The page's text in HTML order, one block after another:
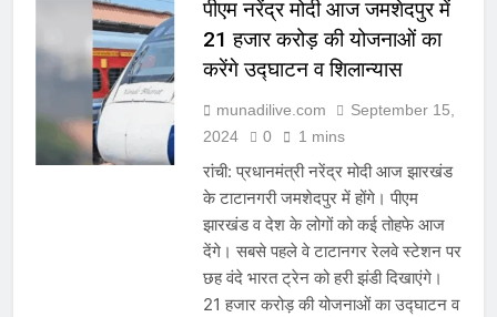
पीएम नरेंद्र मोदी आज जमशेदपुर में
21 हजार करोड़ की योजनाओं का
करेंगे उद्घाटन व शिलान्यास
munadilive.com
September 15,
2024
0 1 mins
रांची: प्रधानमंत्री नरेंद्र मोदी आज झारखंड
के टाटानगरी जमशेदपुर में होंगे। पीएम
झारखंड व देश के लोगों को कई तोहफे आज
देंगे। सबसे पहले वे टाटानगर रेलवे स्टेशन पर
छह वंदे भारत ट्रेन को हरी झंडी दिखाएंगे।
21 हजार करोड़ की योजनाओं का उद्घाटन व